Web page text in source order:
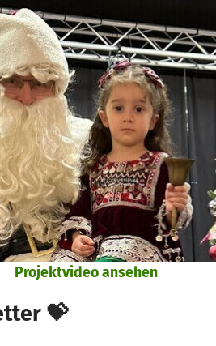
Projektvideo ansehen
💝